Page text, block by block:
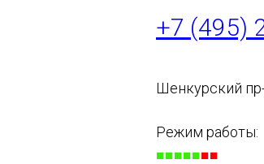
+7 (495)
Шенкурский
Режим работы:
■■■■■■■